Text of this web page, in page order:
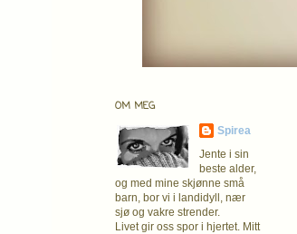
OM MEG
Spirea
Jente i sin
beste alder,
og med mine skjønne små
barn, bor vi i landidyll, nær
sjø og vakre strender.
Livet gir oss spor i hjertet. Mitt